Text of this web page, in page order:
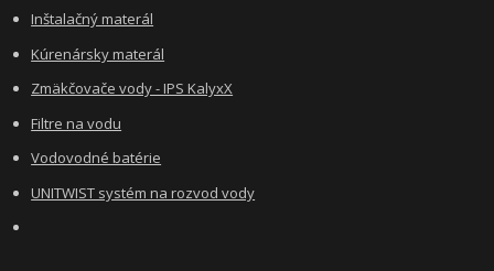
Inštalačný materál
Kúrenársky materál
Zmäkčovače vody - IPS KalyxX
Filtre na vodu
Vodovodné batérie
UNITWIST systém na rozvod vody